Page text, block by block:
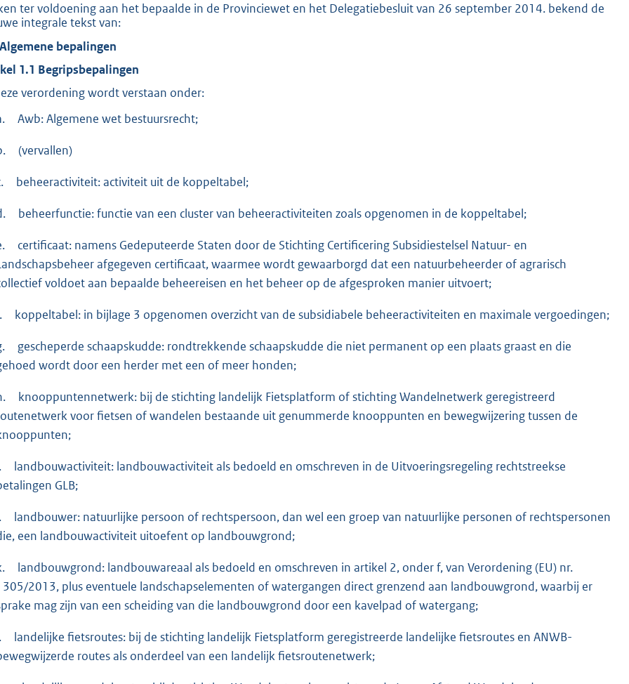
b
ter voldoening aan het bepaalde in de Provinciewet en het Delegatiebesluit van 26 september 2014. bekend de
integrale tekst van:
bepalingen
1.1 Begripsbepalingen
verordening wordt verstaan onder:
Awb: Algemene wet bestuursrecht;
(vervallen)
beheeractiviteit: activiteit uit de koppeltabel;
beheerfunctie: functie van een cluster van beheeractiviteiten zoals opgenomen in de koppeltabel;
certificaat: namens Gedeputeerde Staten door de Stichting Certificering Subsidiestelsel Natuur- en
afgegeven certificaat, waarmee wordt gewaarborgd dat een natuurbeheerder of agrarisch
voldoet aan bepaalde beheereisen en het beheer op de afgesproken manier uitvoert;
koppeltabel: in bijlage 3 opgenomen overzicht van de subsidiabele beheeractiviteiten en maximale vergoedingen;
gescheperde schaapskudde: rondtrekkende schaapskudde die niet permanent op een plaats graast en die
wordt door een herder met een of meer honden;
knooppuntennetwerk: bij de stichting landelijk Fietsplatform of stichting Wandelnetwerk geregistreerd
voor fietsen of wandelen bestaande uit genummerde knooppunten en bewegwijzering tussen de
landbouwactiviteit: landbouwactiviteit als bedoeld en omschreven in de Uitvoeringsregeling rechtstreekse
GLB;
landbouwer: natuurlijke persoon of rechtspersoon, dan wel een groep van natuurlijke personen of rechtspersonen
een landbouwactiviteit uitoefent op landbouwgrond;
landbouwgrond: landbouwareaal als bedoeld en omschreven in artikel 2, onder f, van Verordening (EU) nr.
2013, plus eventuele landschapselementen of watergangen direct grenzend aan landbouwgrond, waarbij er
mag zijn van een scheiding van die landbouwgrond door een kavelpad of watergang;
landelijke fietsroutes: bij de stichting landelijk Fietsplatform geregistreerde landelijke fietsroutes en ANWB-
routes als onderdeel van een landelijk fietsroutenetwerk;